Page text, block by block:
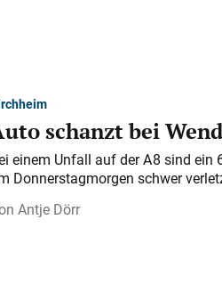
schanzt bei
einem Unfall auf der A 8 sind
Donnerstagmorgen schwer
Antje Dörr